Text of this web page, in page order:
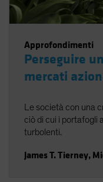
Approfondimenti
Perseguire
mercati
Le società con una
ciò di cui i portafogli
turbolenti.
James T. Tierney,